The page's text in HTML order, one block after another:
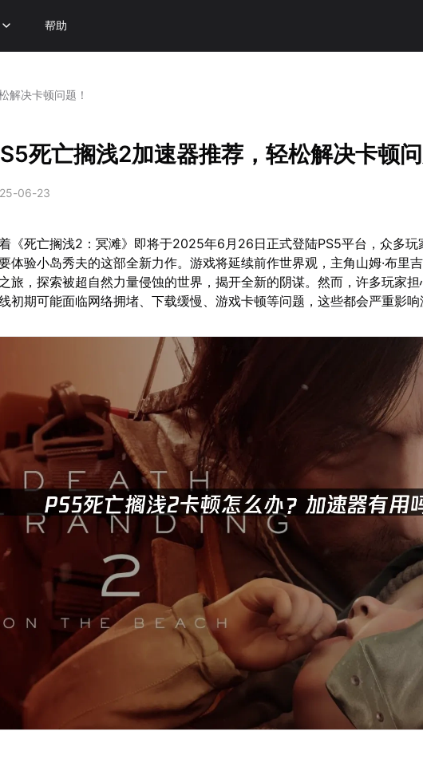
帮助
解决卡顿问题！
死亡搁浅2加速器推荐，轻松解决卡顿问
06-23
《死亡搁浅2：冥滩》即将于2025年6月26日正式登陆PS5平台，众多玩
体验小岛秀夫的这部全新力作。游戏将延续前作世界观，主角山姆·布里
旅，探索被超自然力量侵蚀的世界，揭开全新的阴谋。然而，许多玩家
初期可能面临网络拥堵、下载缓慢、游戏卡顿等问题，这些都会严重影响